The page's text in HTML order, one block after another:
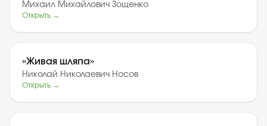
Михаил Михайлович Зощенко
Открыть →
«Живая шляпа»
Николай Николаевич Носов
Открыть →